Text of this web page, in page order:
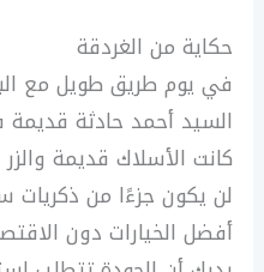
حكاية من الغردقة
في يوم طريق طويل مع
السيد أحمد حادثة
كانت الأسلاك قديمة
لن يكون جزءًا من
أفضل الخيارات دون